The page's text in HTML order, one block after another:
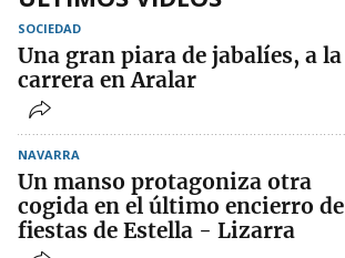
SOCIEDAD
Una gran piara de jabalíes, a la
carrera en Aralar
NAVARRA
Un manso protagoniza otra
cogida en el último encierro de
fiestas de Estella - Lizarra